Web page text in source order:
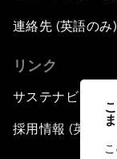
連絡先 (英語のみ)
リンク
サステナビリテ
採用情報 (英語の